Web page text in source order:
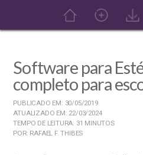
Software para
completo para
PUBLICADO EM: 30/05/2019
ATUALIZADO EM: 22/03/2024
TEMPO DE LEITURA: 31 MINUTOS
POR: RAFAEL F. THIBES